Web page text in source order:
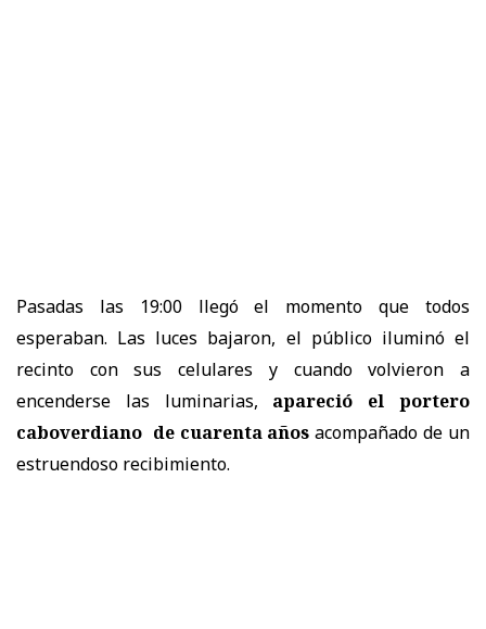
Pasadas las 19:00 llegó el momento que todos
esperaban. Las luces bajaron, el público iluminó el
recinto con sus celulares y cuando volvieron a
encenderse las luminarias, apareció el portero
caboverdiano de cuarenta años acompañado de un
estruendoso recibimiento.